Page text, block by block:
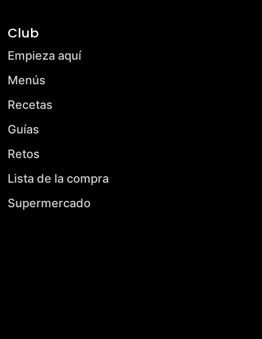
Club
Empieza aquí
Menús
Recetas
Guías
Retos
Lista de la compra
Supermercado